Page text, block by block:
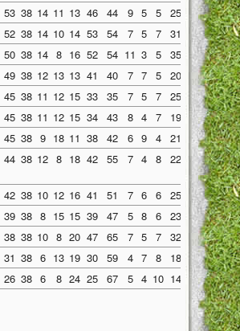
53 38 14 11 13 46 44 9 5 5 25 17 5 6
52 38 14 10 14 53 54 7 5 7 31 28 7 5
50 38 14 8 16 52 54 11 3 5 35 20 3 5
49 38 12 13 13 41 40 7 7 5 20 15 5 6
45 38 11 12 15 33 35 7 5 7 25 18 4 7
45 38 11 12 15 34 43 8 4 7 19 19 3 8
45 38 9 18 11 38 42 6 9 4 21 17 3 9
44 38 12 8 18 42 55 7 4 8 22 22 5 4
42 38 10 12 16 41 51 7 6 6 25 21 3 6
39 38 8 15 15 39 47 5 8 6 23 23 3 7
38 38 10 8 20 47 65 7 5 7 32 30 3 3
31 38 6 13 19 30 59 4 7 8 18 30 2 6
26 38 6 8 24 25 67 5 4 10 14 28 1 4